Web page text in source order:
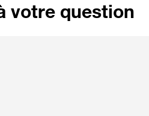
votre question